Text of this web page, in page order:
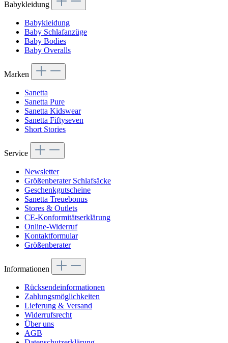
Babykleidung
Babykleidung
Baby Schlafanzüge
Baby Bodies
Baby Overalls
Marken
Sanetta
Sanetta Pure
Sanetta Kidswear
Sanetta Fiftyseven
Short Stories
Service
Newsletter
Größenberater Schlafsäcke
Geschenkgutscheine
Sanetta Treuebonus
Stores & Outlets
CE-Konformitätserklärung
Online-Widerruf
Kontaktformular
Größenberater
Informationen
Rücksendeinformationen
Zahlungsmöglichkeiten
Lieferung & Versand
Widerrufsrecht
Über uns
AGB